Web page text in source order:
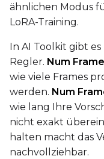
ähnlichen Modus
LoRA-Training.
In AI Toolkit gibt es
Regler. Num
wie viele Frames
werden. Num
wie lang Ihre
nicht exakt
halten macht das
nachvollziehbar.